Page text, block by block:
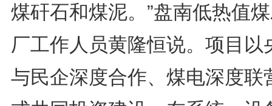
煤矸石和煤泥。”盘南低热值
厂工作人员黄隆恒说。项目以
与民企深度合作、煤电深度联